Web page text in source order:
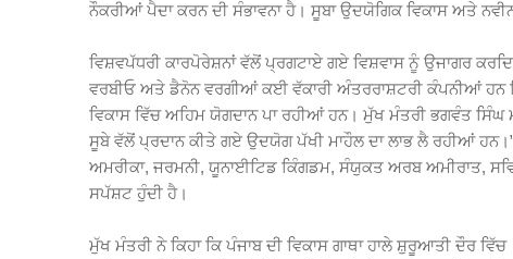
ਨੌਕਰੀਆਂ ਪੈਦਾ ਕਰਨ ਦੀ ਸੰਭਾਵਨਾ ਹੈ। ਸੂਬਾ ਉਦਯੋਗਿਕ ਵਿਕਾਸ ਅਤੇ
ਵਿਸ਼ਵਪੱਧਰੀ ਕਾਰਪੋਰੇਸ਼ਨਾਂ ਵੱਲੋਂ ਪ੍ਰਗਟਾਏ ਗਏ ਵਿਸ਼ਵਾਸ ਨੂੰ ਉਜਾਗਰ
ਵਰਬੀਓ ਅਤੇ ਡੈਨੋਨ ਵਰਗੀਆਂ ਕਈ ਵੱਕਾਰੀ ਅੰਤਰਰਾਸ਼ਟਰੀ ਕੰਪਨੀਆਂ
ਵਿਕਾਸ ਵਿੱਚ ਅਹਿਮ ਯੋਗਦਾਨ ਪਾ ਰਹੀਆਂ ਹਨ। ਮੁੱਖ ਮੰਤਰੀ ਭਗਵੰਤ ਸਿੰਘ
ਸੂਬੇ ਵੱਲੋਂ ਪ੍ਰਦਾਨ ਕੀਤੇ ਗਏ ਉਦਯੋਗ ਪੱਖੀ ਮਾਹੌਲ ਦਾ ਲਾਭ ਲੈ ਰਹੀਆਂ
ਅਮਰੀਕਾ, ਜਰਮਨੀ, ਯੂਨਾਈਟਿਡ ਕਿੰਗਡਮ, ਸੰਯੁਕਤ ਅਰਬ ਅਮੀਰਾਤ,
ਸਪੱਸ਼ਟ ਹੁੰਦੀ ਹੈ।
ਮੁੱਖ ਮੰਤਰੀ ਨੇ ਕਿਹਾ ਕਿ ਪੰਜਾਬ ਦੀ ਵਿਕਾਸ ਗਾਥਾ ਹਾਲੇ ਸ਼ੁਰੂਆਤੀ ਦੌਰ